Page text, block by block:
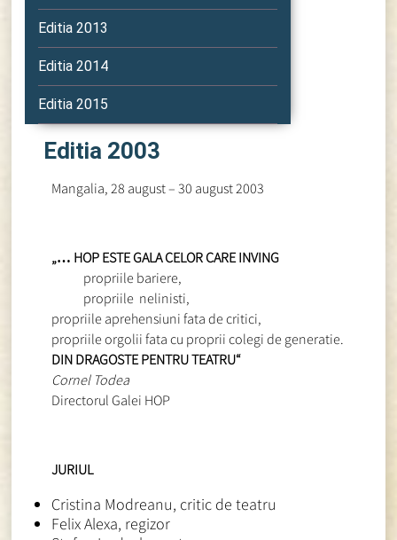
Editia 2013
Editia 2014
Editia 2015
Editia 2003
Mangalia, 28 august – 30 august 2003
„… HOP ESTE GALA CELOR CARE INVING
propriile bariere,
propriile nelinisti,
propriile aprehensiuni fata de critici,
propriile orgolii fata cu proprii colegi de generatie.
DIN DRAGOSTE PENTRU TEATRU“
Cornel Todea
Directorul Galei HOP
JURIUL
Cristina Modreanu, critic de teatru
Felix Alexa, regizor